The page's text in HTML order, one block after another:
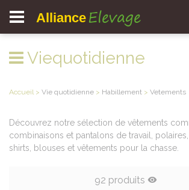
Alliance Elevage
Viequotidienne
Accueil > Vie quotidienne > Habillement > Vetements
Découvrez notre sélection de vêtements
combinaisons et pantalons de travail,
shirts, blouses et vêtements pour la chasse.
92 produits